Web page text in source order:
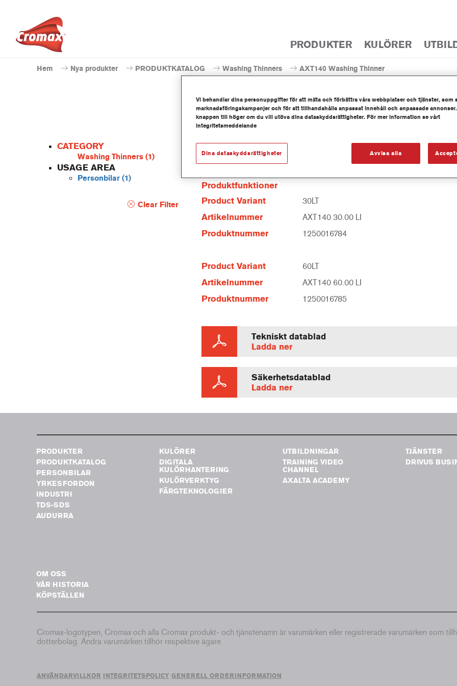
PRODUKTER KULÖRER
Hem Nya produkter PRODUKTKATALOG Washing Thinners AXT140 Washing Thinner
CATEGORY
Washing Thinners (1)
USAGE AREA
Personbilar (1)
Clear Filter
AXT140
Produktfunktioner
Product Variant
30LT
Artikelnummer AXT140 30.00 LI
Produktnummer 1250016784
Product Variant 60LT
Artikelnummer AXT140 60.00 LI
Produktnummer 1250016785
Tekniskt datablad
Ladda ner
Säkerhetsdatablad
Ladda ner
PRODUKTER
PRODUKTKATALOG
PERSONBILAR
YRKESFORDON
INDUSTRI
TDS-SDS
AUDURRA
KULÖRER
DIGITALA
KULÖRHANTERING
KULÖRVERKTYG
FÄRGTEKNOLOGIER
UTBILDNINGAR
TRAINING VIDEO
CHANNEL
AXALTA ACADEMY
TJÄNSTER
DRIVUS
OM OSS
VÅR HISTORIA
KÖPSTÄLLEN
Cromax-logotypen, Cromax och alla Cromax produkt- och tjänstenamn är varumärken eller registrerade varumärken som
dotterbolag. Andra varumärken tillhör respektive ägare.
ANVÄNDARVILLKOR INTEGRITETSPOLICY GENERELL ORDERINFORMATION
Vi behandlar dina personuppgifter för att mäta och förbättra våra webbplatser och tjänster, som
marknadsföringskampanjer och för att tillhandahålla anpassat innehåll och anpassade
knappen till höger om du vill utöva dina dataskyddsrättigheter. För mer information se vårt
integritetsmeddelande
Avvisa alla
Dina dataskyddsrättigheter